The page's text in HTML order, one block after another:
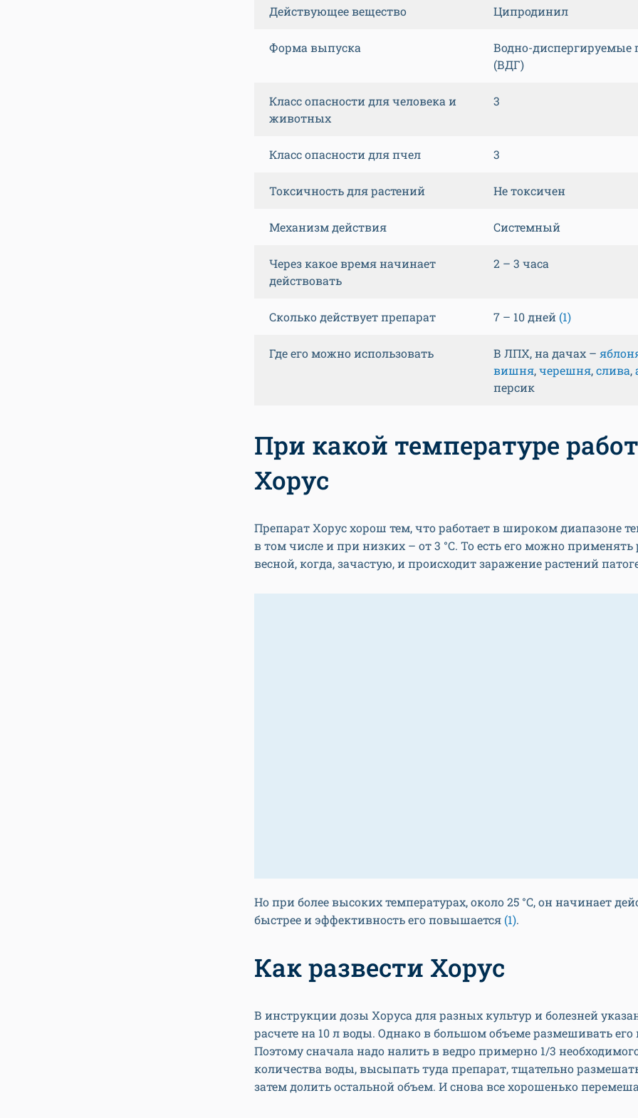
Действующее вещество Ципродинил
Форма выпуска
Водно-диспергируемые
(ВДГ)
Класс опасности для человека и
животных
3
Класс опасности для пчел 3
Токсичность для растений Не токсичен
Механизм действия Системный
Через какое время начинает
действовать
2 – 3 часа
Сколько действует препарат 7 – 10 дней (1)
Где его можно использовать В ЛПХ, на дачах –
вишня,черешня,слива,
персик
При какой температуре
Хорус
Препарат Хорус хорош тем, что работает в широком диапазоне
в том числе и при низких – от 3 °С. То есть его можно применять
весной, когда, зачастую, и происходит заражение растений
Но при более высоких температурах, около 25 °С, он начинает
быстрее и эффективность его повышается (1).
Как развести Хорус
В инструкции дозы Хоруса для разных культур и болезней
расчете на 10 л воды. Однако в большом объеме размешивать его
Поэтому сначала надо налить в ведро примерно 1/3
количества воды, высыпать туда препарат, тщательно
затем долить остальной объем. И снова все хорошенько